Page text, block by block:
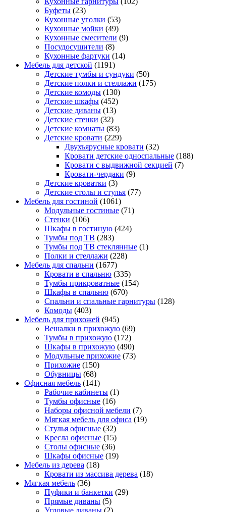
Буфеты (23)
Кухонные уголки (53)
Кухонные мойки (49)
Кухонные смесители (9)
Посудосушители (8)
Кухонные фартуки (14)
Мебель для детской (1191)
Детские тумбы и сундуки (50)
Детские полки и стеллажи (175)
Детские комоды (130)
Детские шкафы (452)
Детские диваны (13)
Детские стенки (32)
Детские комнаты (83)
Детские кровати (229)
Двухъярусные кровати (32)
Кровати детские односпальные (188)
Кровати с выдвижной секцией (7)
Кровати-чердаки (9)
Детские кроватки (3)
Детские столы и стулья (77)
Мебель для гостиной (1061)
Модульные гостиные (71)
Стенки (106)
Шкафы в гостиную (424)
Тумбы под ТВ (283)
Тумбы под ТВ стеклянные (1)
Полки и стеллажи (228)
Мебель для спальни (1677)
Кровати в спальню (335)
Тумбы прикроватные (154)
Шкафы в спальню (670)
Спальни и спальные гарнитуры (128)
Комоды (403)
Мебель для прихожей (945)
Вешалки в прихожую (69)
Тумбы в прихожую (172)
Шкафы в прихожую (490)
Модульные прихожие (73)
Прихожие (150)
Обувницы (68)
Офисная мебель (141)
Рабочие кабинеты (1)
Тумбы офисные (16)
Наборы офисной мебели (7)
Мягкая мебель для офиса (19)
Стулья офисные (32)
Кресла офисные (15)
Столы офисные (36)
Шкафы офисные (19)
Мебель из дерева (18)
Кровати из массива дерева (18)
Мягкая мебель (36)
Пуфики и банкетки (29)
Прямые диваны (5)